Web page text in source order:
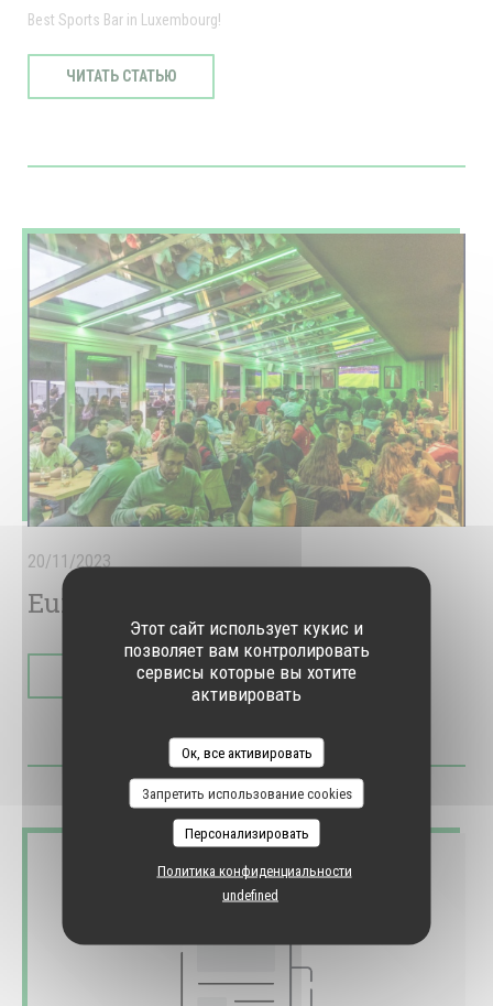
Этот сайт использует кукис и
позволяет вам контролировать
сервисы которые вы хотите
активировать
Ок, все активировать
Запретить использование cookies
Персонализировать
Политика конфиденциальности
undefined
Best Sports Bar in Luxembourg!
ЧИТАТЬ СТАТЬЮ((ОТКРЫВАЕТСЯ В НОВОМ ОКНЕ))
Euro 2024 ⚽️ - The SpoT field
20/11/2023
ЧИТАТЬ СТАТЬЮ((ОТКРЫВАЕТСЯ В НОВОМ ОКНЕ))